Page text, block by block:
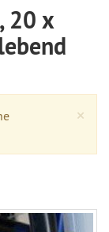
20 x
×